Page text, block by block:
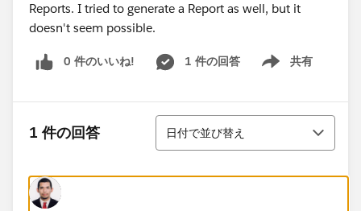
Reports. I tried to generate a Report as well, but it
doesn't seem possible.
0 件のいいね! 1 件の回答 共有
Show menu
1 件の回答
並び替え
日付で並び替え